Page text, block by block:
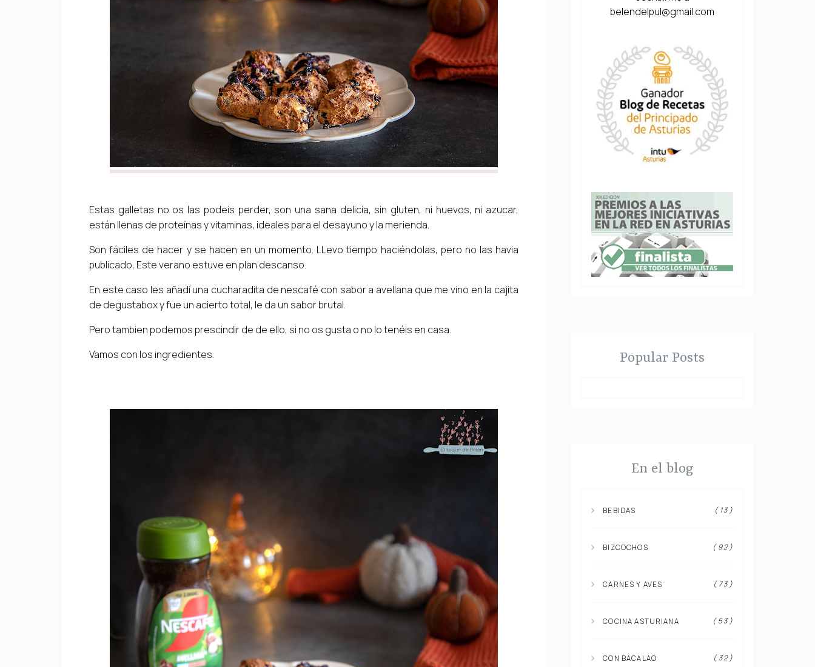
Estas galletas no os las podeis perder, son una sana delicia, sin gluten, ni huevos, ni azucar,
están llenas de proteínas y vitaminas, ideales para el desayuno y la merienda.
Son fáciles de hacer y se hacen en un momento. LLevo tiempo haciéndolas, pero no las havia
publicado, Este verano estuve en plan descanso.
En este caso les añadí una cucharadita de nescafé con sabor a avellana que me vino en la cajita
de degustabox y fue un acierto total, le da un sabor brutal.
Pero tambien podemos prescindir de de ello, si no os gusta o no lo tenéis en casa.
Vamos con los ingredientes.
belendelpul@gmail.com
Popular Posts
En el blog
BEBIDAS ( 13 )
BIZCOCHOS ( 92 )
CARNES Y AVES ( 73 )
COCINA ASTURIANA ( 53 )
CON BACALAO ( 32 )